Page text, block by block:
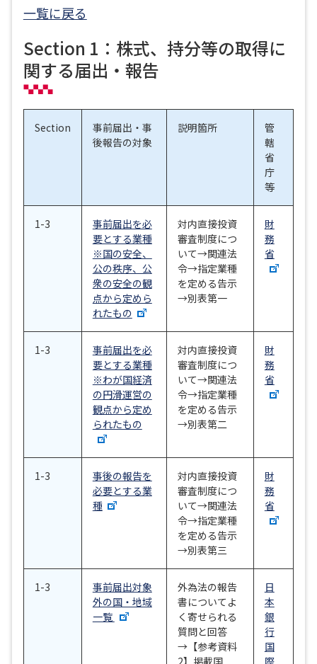
一覧に戻る
Section 1：株式、持分等の取得に
関する届出・報告
Section
事前届出・事
後報告の対象
説明箇所
管
轄
省
庁
等
1-3
事前届出を必
要とする業種
※国の安全、
公の秩序、公
衆の安全の観
点から定めら
れたもの
対内直接投資
審査制度につ
いて→関連法
令→指定業種
を定める告示
→別表第一
財
務
省
1-3
事前届出を必
要とする業種
※わが国経済
の円滑運営の
観点から定め
られたもの
対内直接投資
審査制度につ
いて→関連法
令→指定業種
を定める告示
→別表第二
財
務
省
1-3
事後の報告を
必要とする業
種
対内直接投資
審査制度につ
いて→関連法
令→指定業種
を定める告示
→別表第三
財
務
省
1-3
事前届出対象
外の国・地域
一覧
外為法の報告
書についてよ
く寄せられる
質問と回答
→【参考資料
日
本
銀
行
国